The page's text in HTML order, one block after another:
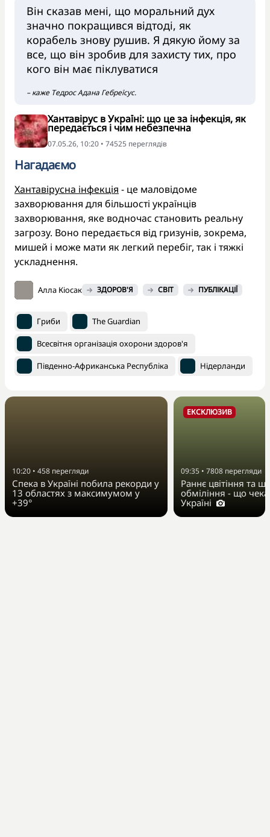
Він сказав мені, що моральний дух
значно покращився відтоді, як
корабель знову рушив. Я дякую йому за
все, що він зробив для захисту тих, про
кого він має піклуватися
– каже Тедрос Адана Гебреїсуc.
Хантавірус в Україні: що це за інфекція, як
передається і чим небезпечна
07.05.26, 10:20 • 74525 переглядiв
Нагадаємо
Хантавірусна інфекція - це маловідоме
захворювання для більшості українців
захворювання, яке водночас становить реальну
загрозу. Воно передається від гризунів, зокрема,
мишей і може мати як легкий перебіг, так і тяжкі
ускладнення.
Алла Кіосак ЗДОРОВ'Я СВІТ ПУБЛІКАЦІЇ
Гриби The Guardian
Всесвітня організація охорони здоров'я
Південно-Африканська Республіка Нідерланди
10:20 • 458 перегляди
Спека в Україні побила рекорди у
13 областях з максимумом у
+39°
ЕКСКЛЮЗИВ
09:35 • 7808 перегляди
Раннє цвітіння та
обміління - що
Україні